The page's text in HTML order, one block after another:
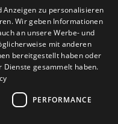
ENGLISH
ROMANIAN
Anzeigen zu personalisieren
Wir geben Informationen
an unsere Werbe- und
mit anderen
bereitgestellt haben oder
Dienste gesammelt haben.
PERFORMANCE